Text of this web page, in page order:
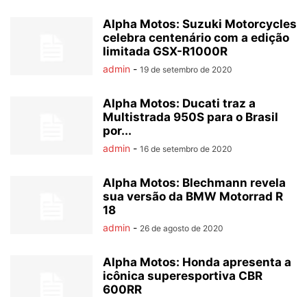
Alpha Motos: Suzuki Motorcycles
celebra centenário com a edição
limitada GSX-R1000R
admin - 19 de setembro de 2020
Alpha Motos: Ducati traz a
Multistrada 950S para o Brasil
por...
admin - 16 de setembro de 2020
Alpha Motos: Blechmann revela
sua versão da BMW Motorrad R
18
admin - 26 de agosto de 2020
Alpha Motos: Honda apresenta a
icônica superesportiva CBR
600RR